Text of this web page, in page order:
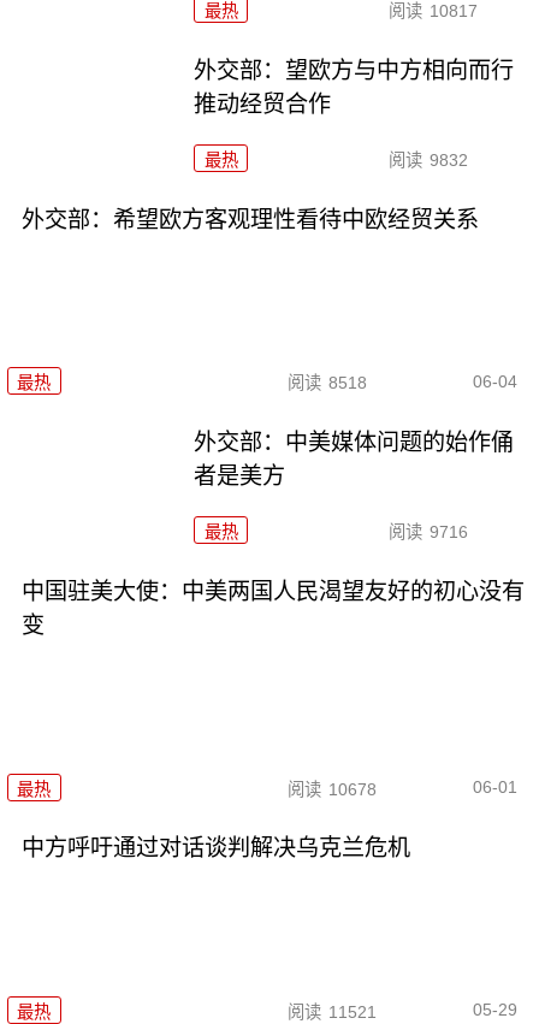
最热 阅读 10817
外交部：望欧方与中方相向而行
推动经贸合作
最热 阅读 9832
外交部：希望欧方客观理性看待中欧经贸关系
最热 阅读 8518 06-04
外交部：中美媒体问题的始作俑
者是美方
最热 阅读 9716
中国驻美大使：中美两国人民渴望友好的初心没有
变
最热 阅读 10678 06-01
中方呼吁通过对话谈判解决乌克兰危机
最热 阅读 11521 05-29